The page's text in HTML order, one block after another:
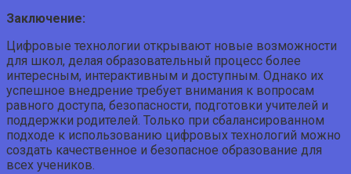
Заключение:
Цифровые технологии открывают новые возможности
для школ, делая образовательный процесс более
интересным, интерактивным и доступным. Однако их
успешное внедрение требует внимания к вопросам
равного доступа, безопасности, подготовки учителей и
поддержки родителей. Только при сбалансированном
подходе к использованию цифровых технологий можно
создать качественное и безопасное образование для
всех учеников.